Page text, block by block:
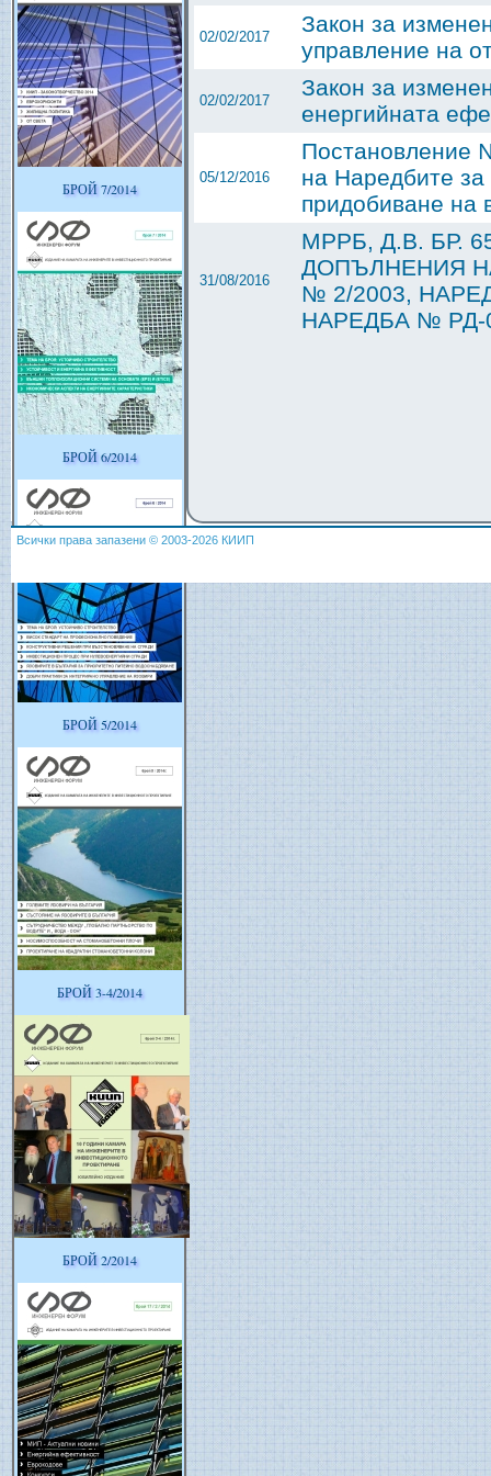
БРОЙ 7/2014
БРОЙ 6/2014
БРОЙ 5/2014
БРОЙ 3-4/2014
БРОЙ 2/2014
02/02/2017
Закон за
управление на
02/02/2017
Закон за
енергийната
05/12/2016
Постановление
на Наредбите за
придобиване на
31/08/2016
МРРБ, Д.В. БР.
ДОПЪЛНЕНИЯ
№ 2/2003,
НАРЕДБА № РД-
Всички права запазени © 2003-2026 КИИП